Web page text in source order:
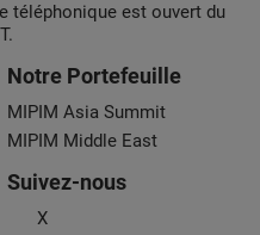
téléphonique est ouvert du
Notre Portefeuille
MIPIM Asia Summit
MIPIM Middle East
Suivez-nous
X